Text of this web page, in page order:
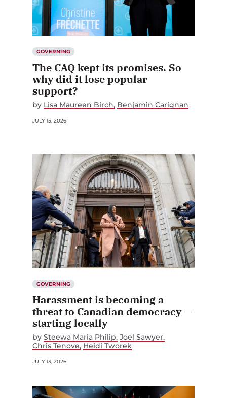
GOVERNING
The CAQ kept its promises. So
why did it lose popular
support?
by Lisa Maureen Birch Benjamin Carignan
JULY 15, 2026
GOVERNING
Harassment is becoming a
threat to Canadian democracy —
starting locally
by Steewa Maria Philip Joel Sawyer
Chris Tenove Heidi Tworek
JULY 13, 2026